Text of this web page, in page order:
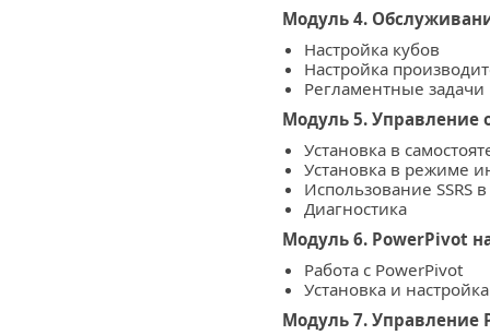
Модуль 4.
Настройка кубов
Настройка
Регламентные задачи
Модуль 5.
Установка в
Установка в режиме
Использование SSRS
Диагностика
Модуль 6. PowerPivot
Работа с PowerPivot
Установка и настройка
Модуль 7. Управление